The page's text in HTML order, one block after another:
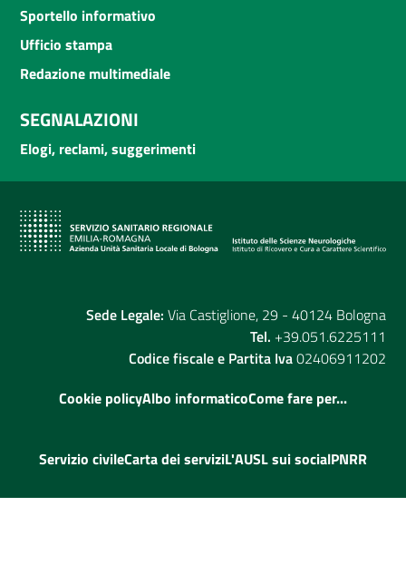
Sportello informativo
Ufficio stampa
Redazione multimediale
SEGNALAZIONI
Elogi, reclami, suggerimenti
Sede Legale: Via Castiglione, 29 - 40124 Bologna
Tel. +39.051.6225111
Codice fiscale e Partita Iva02406911202
Cookie policyAlbo informaticoCome fare per...
Servizio civileCarta dei serviziL'AUSL sui socialPNRR